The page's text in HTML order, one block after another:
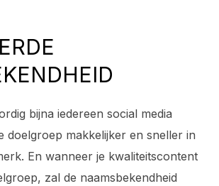
bijna iedereen social media
doelgroep makkelijker en sneller in
En wanneer je kwaliteitscontent
zal de naamsbekendheid